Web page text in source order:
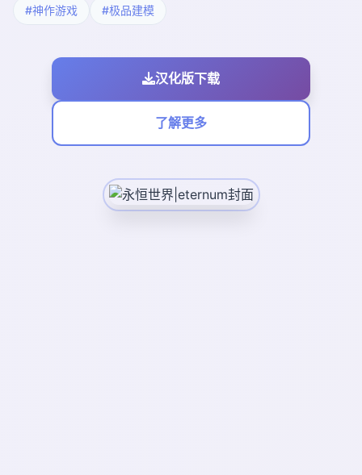
#神作游戏 #极品建模
汉化版下载
了解更多